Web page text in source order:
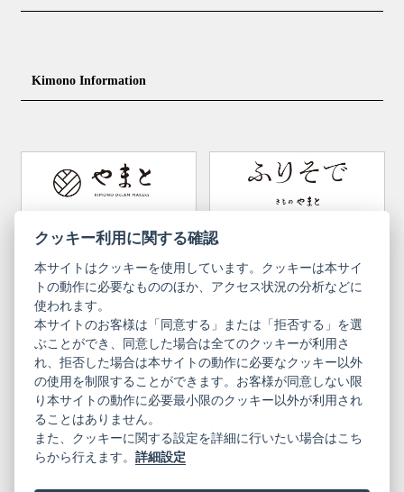
Footwear ＆ bag
Convenient item Machining options
Obi (made in Okinawa)
Men's Yukata Obi for men
Y. & SONS THE YARD
Kimono Information
Yamato Brand Website
Newsletter User Guide
Privacy Policy Inquiries
Information Pursuant to the Act on
Specified Commercial Transactions Terms of Use
English Japanese
クッキー利用に関する確認
本サイトはクッキーを使用しています。クッキーは本サイ
トの動作に必要なもののほか、アクセス状況の分析などに
使われます。
本サイトのお客様は「同意する」または「拒否する」を選
ぶことができ、同意した場合は全てのクッキーが利用さ
れ、拒否した場合は本サイトの動作に必要なクッキー以外
の使用を制限することができます。お客様が同意しない限
り本サイトの動作に必要最小限のクッキー以外が利用され
ることはありません。
また、クッキーに関する設定を詳細に行いたい場合はこち
らから行えます。詳細設定